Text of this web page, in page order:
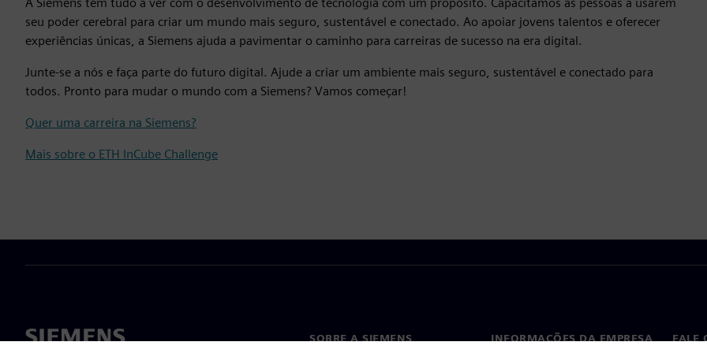
seu poder cerebral para criar um mundo mais seguro, sustentável e conectado. Ao apoiar jovens talentos e oferecer
experiências únicas, a Siemens ajuda a pavimentar o caminho para carreiras de sucesso na era digital.
Junte-se a nós e faça parte do futuro digital. Ajude a criar um ambiente mais seguro, sustentável e conectado para
todos. Pronto para mudar o mundo com a Siemens? Vamos começar!
Quer uma carreira na Siemens?
Mais sobre o ETH InCube Challenge
SOBRE A SIEMENS INFORMAÇÕES DA EMPRESA FALE